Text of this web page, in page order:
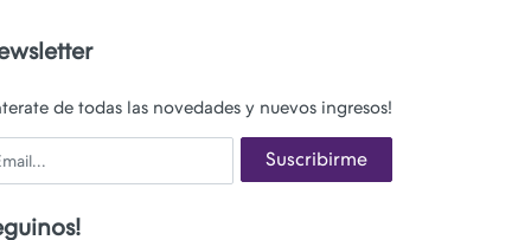
de todas las novedades y nuevos ingresos!
Suscribirme